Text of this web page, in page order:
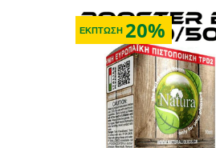
ΕΚΠΤΩΣΗ 20%